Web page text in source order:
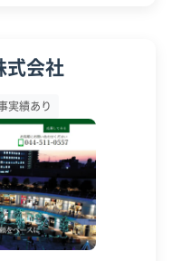
ートガラや木くず
区の臨海部（浮島
理施設へ運ばれま
式会社
実績あり